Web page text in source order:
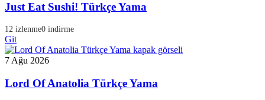
Just Eat Sushi! Türkçe Yama
12 izlenme0 indirme
Git
7 Ağu 2026
Lord Of Anatolia Türkçe Yama